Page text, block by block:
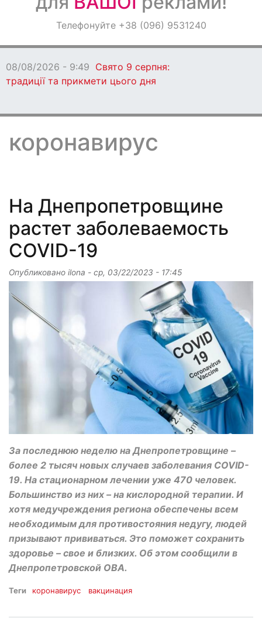
ОголошенняТелефонуйте +38 (096) 9531240
08/08/2026 - 8:42 Дніпропетровщина під
ворожою атакою: сталося багато пожеж
коронавирус
На Днепропетровщине
растет заболеваемость
COVID-19
Опубликовано ilona - ср, 03/22/2023 - 17:45
За последнюю неделю на Днепропетровщине –
более 2 тысяч новых случаев заболевания COVID-
19. На стационарном лечении уже 470 человек.
Большинство из них – на кислородной терапии. И
хотя медучреждения региона обеспечены всем
необходимым для противостояния недугу, людей
призывают прививаться. Это поможет сохранить
здоровье – свое и близких. Об этом сообщили в
Днепропетровской ОВА.
Теги коронавирус вакцинация